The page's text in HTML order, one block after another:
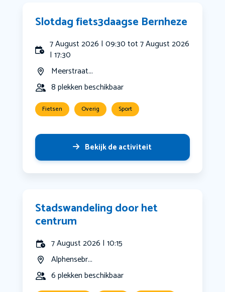
Slotdag fiets3daagse Bernheze
7 August 2026 | 09:30 tot 7 August 2026
| 17:30
Meerstraat...
8 plekken beschikbaar
Fietsen Overig Sport
Bekijk de activiteit
Stadswandeling door het
centrum
7 August 2026 | 10:15
Alphensebr...
6 plekken beschikbaar